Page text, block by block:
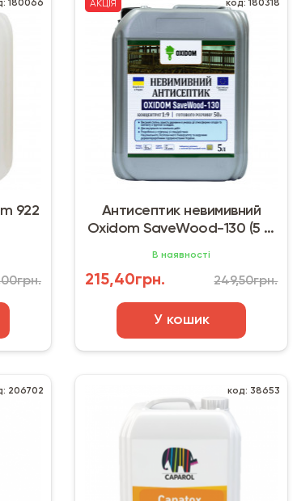
180066
922
АКЦІЯ код: 180318
Антисептик невимивний
Oxidom SaveWood-130 (5 л)
В наявності
215,40грн. 249,50грн.
У кошик
206702 код: 38653